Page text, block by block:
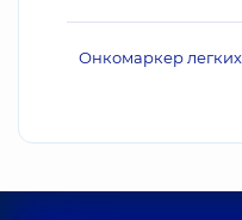
Онкомаркер легких